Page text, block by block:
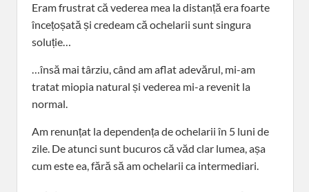
Eram frustrat că vederea mea la distanță era foarte
încețoșată și credeam că ochelarii sunt singura
soluție…
…însă mai târziu, când am aflat adevărul, mi-am
tratat miopia natural și vederea mi-a revenit la
normal.
Am renunțat la dependența de ochelarii în 5 luni de
zile. De atunci sunt bucuros că văd clar lumea, așa
cum este ea, fără să am ochelarii ca intermediari.